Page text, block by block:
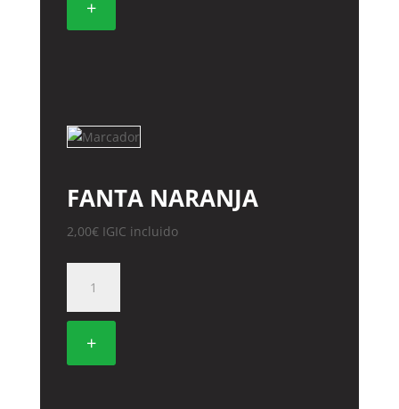
+
FANTA NARANJA
2,00€ IGIC incluido
NARANJA
cantidad
+